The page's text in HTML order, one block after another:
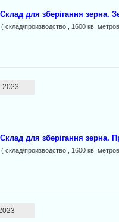
Склад для зберігання зерна.
( склад\производство , 1600 кв.
2023
Склад для зберігання зерна.
( склад\производство , 1600 кв.